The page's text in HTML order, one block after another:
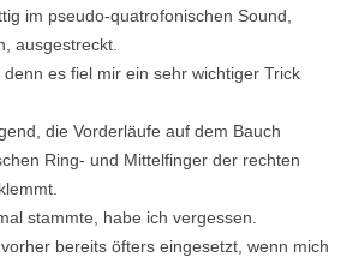
im pseudo-quatrofonischen Sound,
ausgestreckt.
es fiel mir ein sehr wichtiger Trick
die Vorderläufe auf dem Bauch
Ring- und Mittelfinger der rechten
stammte, habe ich vergessen.
bereits öfters eingesetzt, wenn mich